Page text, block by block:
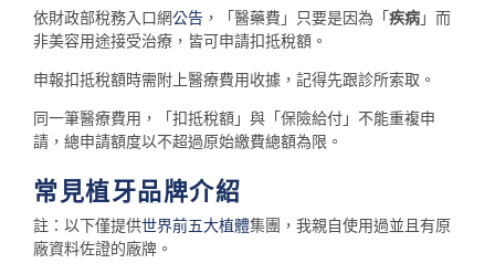
依財政部稅務入口網公告 ，「醫藥費」只要是因為「疾病」而
非美容用途接受治療，皆可申請扣抵稅額。
申報扣抵稅額時需附上醫療費用收據，記得先跟診所索取。
同一筆醫療費用，「扣抵稅額」與「保險給付」不能重複申
請，總申請額度以不超過原始繳費總額為限。
常見植牙品牌介紹
註：以下僅提供世界前五大植體集團，我親自使用過並且有原
廠資料佐證的廠牌。